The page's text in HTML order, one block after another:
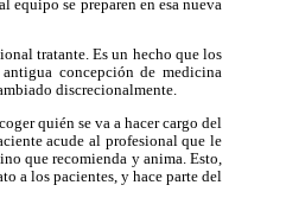
equipo se preparen en esa nueva
tratante. Es un hecho que los
concepción de medicina
discrecionalmente.
quién se va a hacer cargo del
acude al profesional que le
que recomienda y anima. Esto,
a los pacientes, y hace parte del